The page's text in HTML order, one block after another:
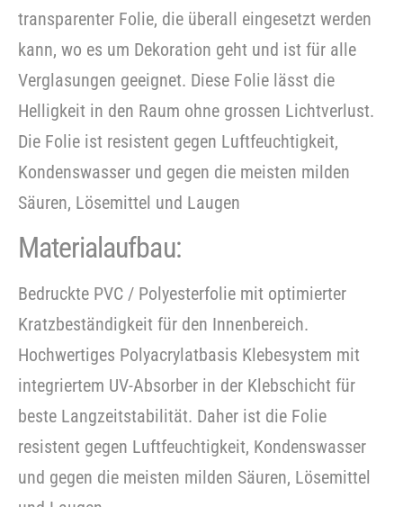
transparenter Folie, die überall eingesetzt werden
kann, wo es um Dekoration geht und ist für alle
Verglasungen geeignet. Diese Folie lässt die
Helligkeit in den Raum ohne grossen Lichtverlust.
Die Folie ist resistent gegen Luftfeuchtigkeit,
Kondenswasser und gegen die meisten milden
Säuren, Lösemittel und Laugen
Materialaufbau:
Bedruckte PVC / Polyesterfolie mit optimierter
Kratzbeständigkeit für den Innenbereich.
Hochwertiges Polyacrylatbasis Klebesystem mit
integriertem UV-Absorber in der Klebschicht für
beste Langzeitstabilität. Daher ist die Folie
resistent gegen Luftfeuchtigkeit, Kondenswasser
und gegen die meisten milden Säuren, Lösemittel